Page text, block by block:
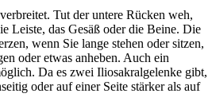
Tut der untere Rücken weh,
Leiste, das Gesäß oder die Beine. Die
wenn Sie lange stehen oder sitzen,
oder etwas anheben. Auch ein
Da es zwei Iliosakralgelenke gibt,
oder auf einer Seite stärker als auf